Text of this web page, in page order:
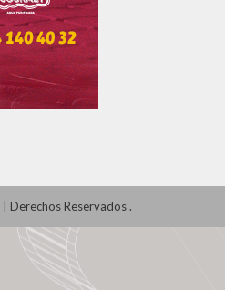
Derechos Reservados.